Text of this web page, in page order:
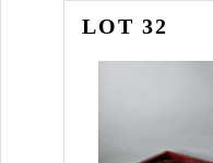
LOT 32